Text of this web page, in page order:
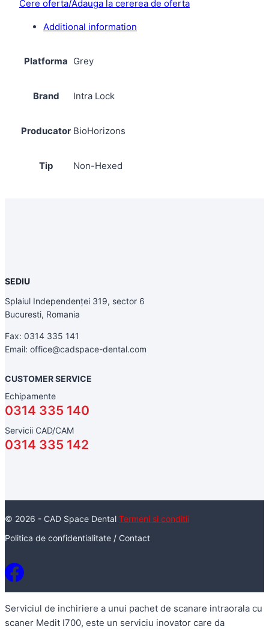
Cere oferta/Adauga la cererea de oferta
Additional information
Platforma Grey
Brand Intra Lock
Producator BioHorizons
Tip Non-Hexed
SEDIU
Splaiul Independenței 319, sector 6
Bucuresti, Romania
Fax: 0314 335 141
Email: office@cadspace-dental.com
CUSTOMER SERVICE
Echipamente
0314 335 140
Servicii CAD/CAM
0314 335 142
© 2026 - CAD Space Dental Termeni si conditii
Politica de confidentialitate / Contact
Serviciul de inchiriere a unui pachet de scanare intraorala cu
scaner Medit I700, este un serviciu inovator care da